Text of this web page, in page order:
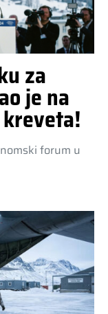
za
je na
kreveta!
forum u